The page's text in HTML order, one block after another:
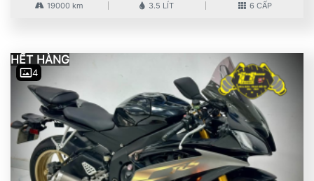
19000 km 3.5 LÍT 6 CẤP
4
HẾT HÀNG